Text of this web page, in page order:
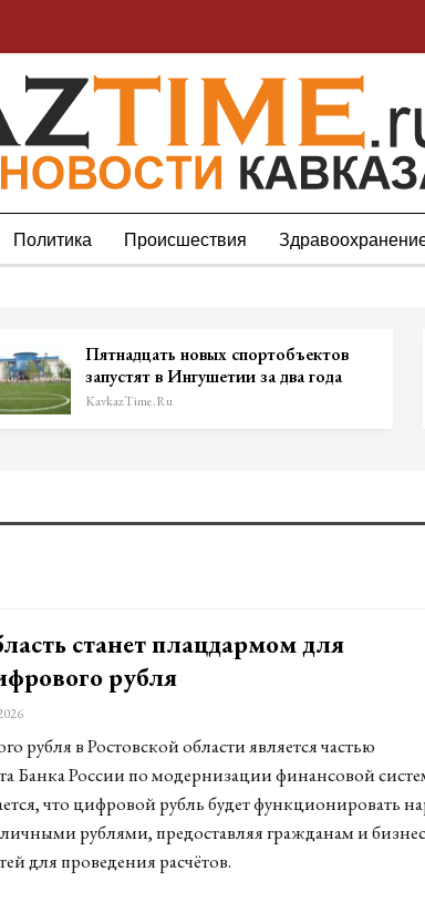
Политика Происшествия
Пятнадцать новых спортобъектов
запустят в Ингушетии за два года
KavkazTime.ru
станет плацдармом для
рубля
рубля в Ростовской области является частью
Банка России по модернизации финансовой
что цифровой рубль будет функционировать
рублями, предоставляя гражданам и
для проведения расчётов.